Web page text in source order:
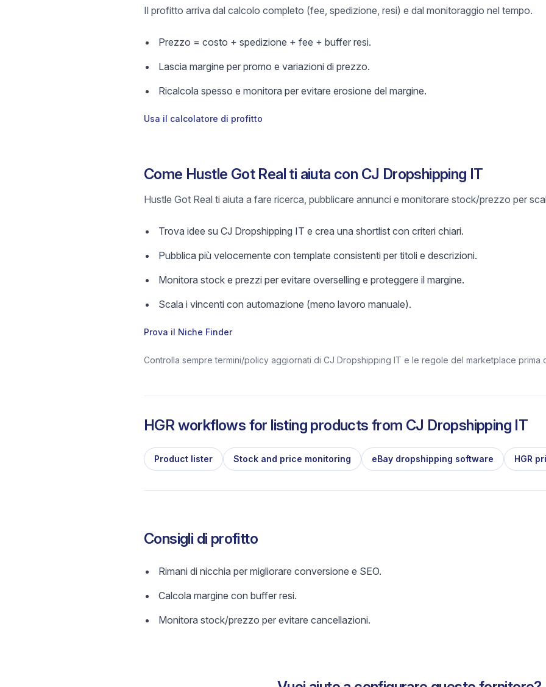
Il profitto arriva dal calcolo completo (fee, spedizione, resi) e dal monitoraggio nel tempo.
Prezzo = costo + spedizione + fee + buffer resi.
Lascia margine per promo e variazioni di prezzo.
Ricalcola spesso e monitora per evitare erosione del margine.
Usa il calcolatore di profitto
Come Hustle Got Real ti aiuta con CJ Dropshipping IT
Hustle Got Real ti aiuta a fare ricerca, pubblicare annunci e monitorare stock/prezzo per
Trova idee su CJ Dropshipping IT e crea una shortlist con criteri chiari.
Pubblica più velocemente con template consistenti per titoli e descrizioni.
Monitora stock e prezzi per evitare overselling e proteggere il margine.
Scala i vincenti con automazione (meno lavoro manuale).
Prova il Niche Finder
Controlla sempre termini/policy aggiornati di CJ Dropshipping IT e le regole del marketplace prima
HGR workflows for listing products from CJ Dropshipping IT
Product lister Stock and price monitoring eBay dropshipping software HGR
Consigli di profitto
Rimani di nicchia per migliorare conversione e SEO.
Calcola margine con buffer resi.
Monitora stock/prezzo per evitare cancellazioni.